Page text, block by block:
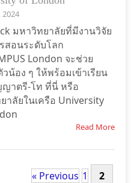
2024
มหาวิทยาลัยที่มีงานวิจัย
สอนระดับโลก
London จะช่วย
วน้อง ๆ ให้พร้อมเข้าเรียน
าตรี-โท ที่นี่ หรือ
าลัยในเครือ University
Read More
« Previous 1 2